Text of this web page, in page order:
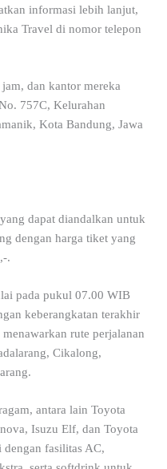
informasi lebih lanjut,
Travel di nomor telepon
dan kantor mereka
757C, Kelurahan
Kota Bandung, Jawa
dapat diandalkan untuk
dengan harga tiket yang
.
pada pukul 07.00 WIB
keberangkatan terakhir
rute perjalanan
Cikalong,
antara lain Toyota
Isuzu Elf, dan Toyota
dengan fasilitas AC,